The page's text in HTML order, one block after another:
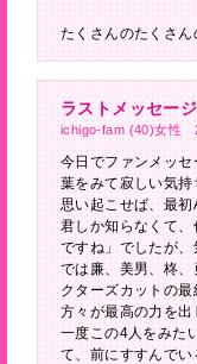
たくさんのたくさ
ラストメッセージ
ichigo-fam (40)女性
今日でファンメッ
葉をみて寂しい気持
思い起こせば、最
君しか知らなくて
ですね」でしたが
では廉、美男、柊
クターズカットの
方々が最高の力を
一度この4人をみた
て、前にすすんでい